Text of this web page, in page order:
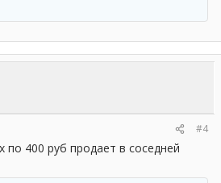
#4
по 400 руб продает в соседней